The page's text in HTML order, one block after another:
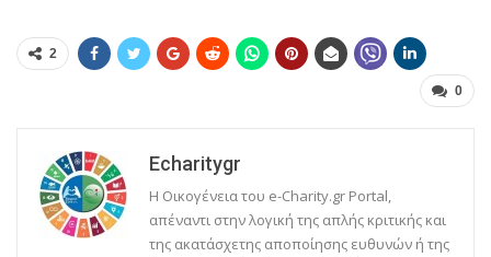
2
0
Echaritygr
Η Οικογένεια του e-Charity.gr Portal,
απέναντι στην λογική της απλής κριτικής και
της ακατάσχετης αποποίησης ευθυνών ή της